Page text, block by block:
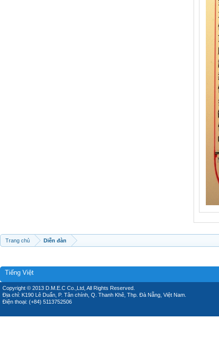
Trang chủ Diễn đàn
Tiếng Việt
Copyright © 2013 D.M.E.C Co.,Ltd, All Rights Reserved.
Địa chỉ: K190 Lê Duẩn, P. Tân chính, Q. Thanh Khê, Thp. Đà Nẵng, Việt Nam.
Điện thoại: (+84) 5113752506